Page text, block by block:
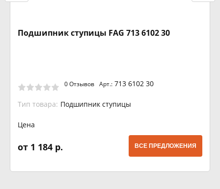
Подшипник ступицы FAG 713 6102 30
0 Отзывов Арт.: 713 6102 30
Тип товара: Подшипник ступицы
Цена
от 1 184 р. ВСЕ ПРЕДЛОЖЕНИЯ